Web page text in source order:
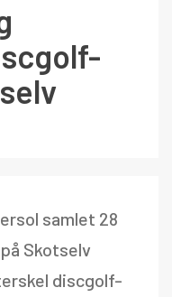
samlet 28
Skotselv
discgolf-